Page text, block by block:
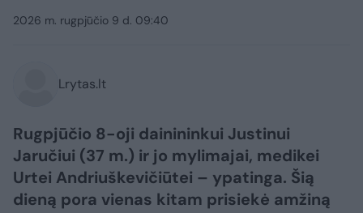
2026 m. rugpjūčio 9 d. 09:40
Lrytas.lt
Rugpjūčio 8-oji dainininkui Justinui
Jaručiui (37 m.) ir jo mylimajai, medikei
Urtei Andriuškevičiūtei – ypatinga. Šią
dieną pora vienas kitam prisiekė amžiną